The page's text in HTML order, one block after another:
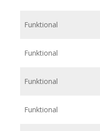
Funktional
Funktional
Funktional
Funktional